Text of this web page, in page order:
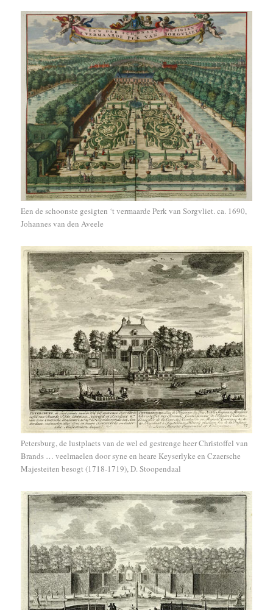
Een de schoonste gesigten ‘t vermaarde Perk van Sorgvliet. ca. 1690,
Johannes van den Aveele
Petersburg, de lustplaets van de wel ed gestrenge heer Christoffel van
Brands … veelmaelen door syne en heare Keyserlyke en Czaersche
Majesteiten besogt (1718-1719), D. Stoopendaal